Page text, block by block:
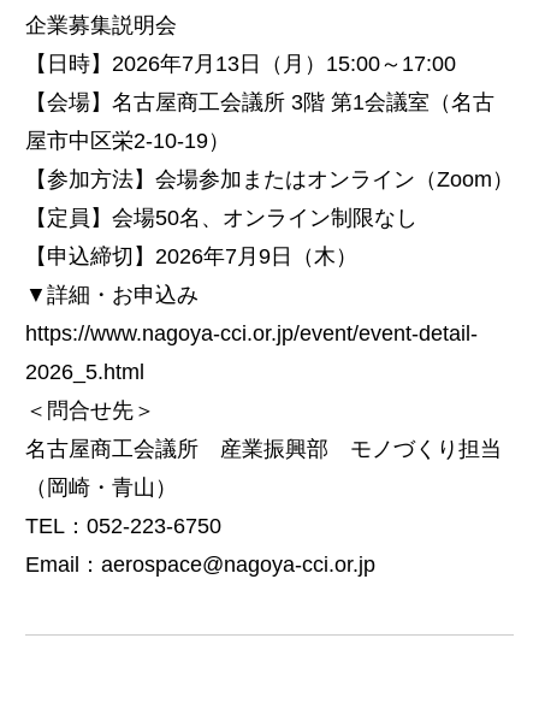
企業募集説明会
【日時】2026年7月13日（月）15:00～17:00
【会場】名古屋商工会議所 3階 第1会議室（名古
屋市中区栄2-10-19）
【参加方法】会場参加またはオンライン（Zoom）
【定員】会場50名、オンライン制限なし
【申込締切】2026年7月9日（木）
▼詳細・お申込み
https://www.nagoya-cci.or.jp/event/event-detail-
2026_5.html
＜問合せ先＞
名古屋商工会議所 産業振興部 モノづくり担当
（岡崎・青山）
TEL：052-223-6750
Email：aerospace@nagoya-cci.or.jp